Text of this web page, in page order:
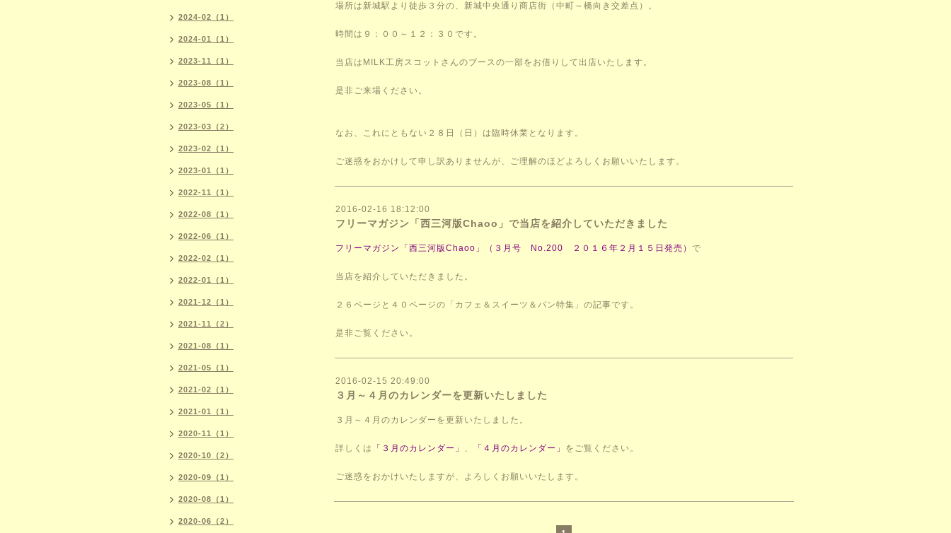
場所は新城駅より徒歩３分の、新城中央通り商店街（中町～橋向き交差点）。
時間は９：００～１２：３０です。
当店はMILK工房スコットさんのブースの一部をお借りして出店いたします。
是非ご来場ください。
なお、これにともない２８日（日）は臨時休業となります。
ご迷惑をおかけして申し訳ありませんが、ご理解のほどよろしくお願いいたします。
2016-02-16 18:12:00
フリーマガジン「西三河版Chaoo」で当店を紹介していただきました
フリーマガジン「西三河版Chaoo」（３月号 No.200 ２０１６年２月１５日発売） で
当店を紹介していただきました。
２６ページと４０ページの「カフェ＆スイーツ＆パン特集」の記事です。
是非ご覧ください。
2016-02-15 20:49:00
３月～４月のカレンダーを更新いたしました
３月～４月のカレンダーを更新いたしました。
詳しくは 「３月のカレンダー」 、 「４月のカレンダー」 をご覧ください。
ご迷惑をおかけいたしますが、よろしくお願いいたします。
2024-02（1）
2024-01（1）
2023-11（1）
2023-08（1）
2023-05（1）
2023-03（2）
2023-02（1）
2023-01（1）
2022-11（1）
2022-08（1）
2022-06（1）
2022-02（1）
2022-01（1）
2021-12（1）
2021-11（2）
2021-08（1）
2021-05（1）
2021-02（1）
2021-01（1）
2020-11（1）
2020-10（2）
2020-09（1）
2020-08（1）
2020-06（2）